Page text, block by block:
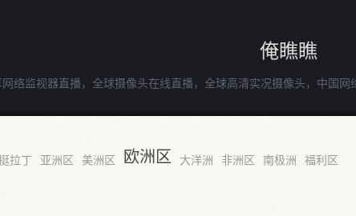
俺瞧瞧
络监视器直播，全球摄像头在线直播，全球高清实况摄像头，中国
拉丁 亚洲区 美洲区 欧洲区 大洋洲 非洲区 南极洲 福利区